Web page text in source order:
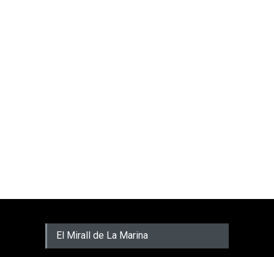
El Mirall de La Marina